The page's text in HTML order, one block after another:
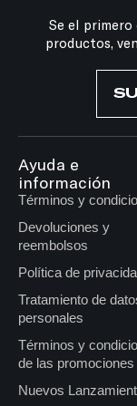
Se el
productos,
Ayuda e
información
Términos y
Devoluciones y
reembolsos
Política de
Tratamiento de
personales
Términos y
de las promociones
Nuevos